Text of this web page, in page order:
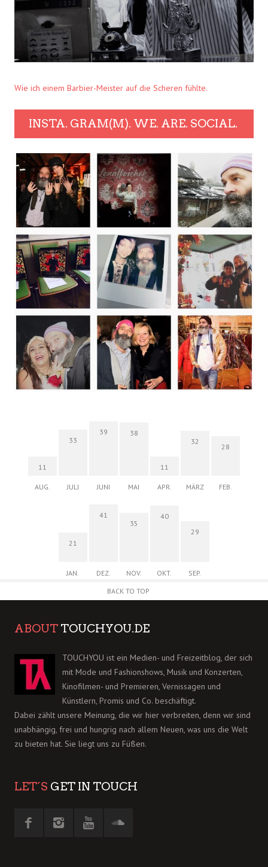
Wie ich einem Barbier-Meister auf die Scheren fühlte.
INSTA. GRAM(M). WE. ARE. SOCIAL.
11
AUG.
33
JULI
39
JUNI
38
MAI
11
APR.
32
MÄRZ
28
FEB.
21
JAN.
41
DEZ.
35
NOV.
40
OKT.
29
SEP.
BACK TO TOP
ABOUT TOUCHYOU.DE
TOUCHYOU ist ein Medien- und Freizeitblog, der sich
mit Mode und Fashionshows, Musik und Konzerten,
Kinofilmen- und Premieren, Vernissagen und
Künstlern, Promis und Co. beschäftigt.
Dabei zählt unsere Meinung, die wir hier verbreiten, denn wir sind
unabhängig, frei und hungrig nach allem Neuen, was uns die Welt
zu bieten hat. Sie liegt uns zu Füßen.
LET´S GET IN TOUCH